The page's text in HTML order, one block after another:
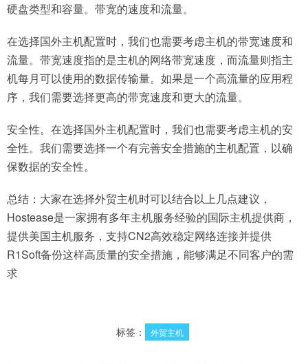
硬盘类型和容量。带宽的速度和流量。
在选择国外主机配置时，我们也需要考虑主机的带宽速度和
流量。带宽速度指的是主机的网络带宽速度，而流量则指主
机每月可以使用的数据传输量。如果是一个高流量的应用程
序，我们需要选择更高的带宽速度和更大的流量。
安全性。在选择国外主机配置时，我们也需要考虑主机的安
全性。我们需要选择一个有完善安全措施的主机配置，以确
保数据的安全性。
总结：大家在选择外贸主机时可以结合以上几点建议，
Hostease是一家拥有多年主机服务经验的国际主机提供商，
提供美国主机服务，支持CN2高效稳定网络连接并提供
R1Soft备份这样高质量的安全措施，能够满足不同客户的需
求
标签： 外贸主机